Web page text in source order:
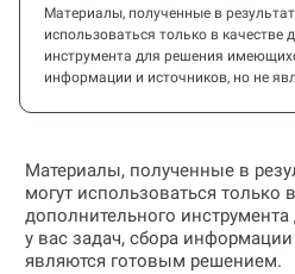
Материалы, полученные в
использоваться только в качестве
инструмента для решения
информации и источников, но не
Материалы, полученные в
могут использоваться только
дополнительного
у вас задач, сбора
являются готовым решением.